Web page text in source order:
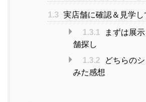
1.3 実店舗に確認＆見学し
1.3.1
まずは展
舗探し
1.3.2
どちらの
みた感想